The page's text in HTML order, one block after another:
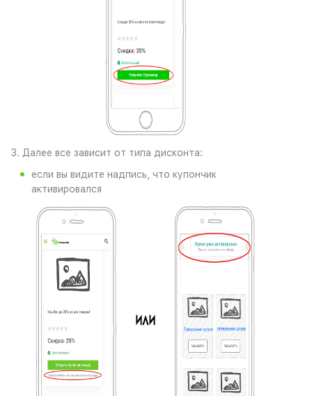
3. Далее все зависит от типа дисконта:
если вы видите надпись, что купончик
активировался